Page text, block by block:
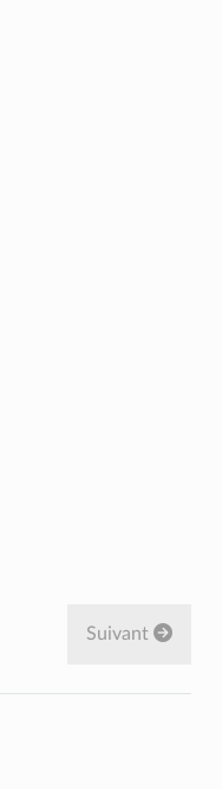
Suivant